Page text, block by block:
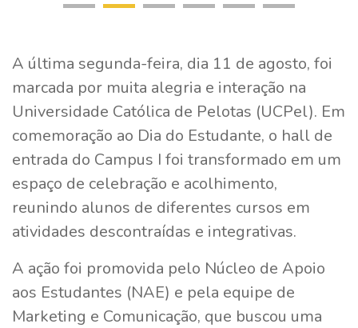
A última segunda-feira, dia 11 de agosto, foi
marcada por muita alegria e interação na
Universidade Católica de Pelotas (UCPel). Em
comemoração ao Dia do Estudante, o hall de
entrada do Campus I foi transformado em um
espaço de celebração e acolhimento,
reunindo alunos de diferentes cursos em
atividades descontraídas e integrativas.
A ação foi promovida pelo Núcleo de Apoio
aos Estudantes (NAE) e pela equipe de
Marketing e Comunicação, que buscou uma